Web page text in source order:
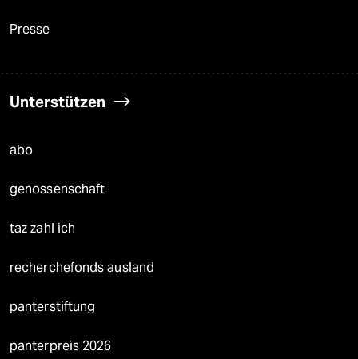
Presse
Unterstützen
abo
genossenschaft
taz zahl ich
recherchefonds ausland
panterstiftung
panterpreis 2026